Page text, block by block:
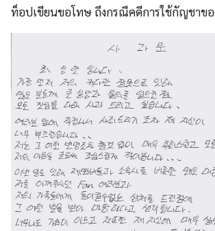
ท็อปเขียนขอโทษ ถึงกรณีคดีการใช้กัญชาขอ